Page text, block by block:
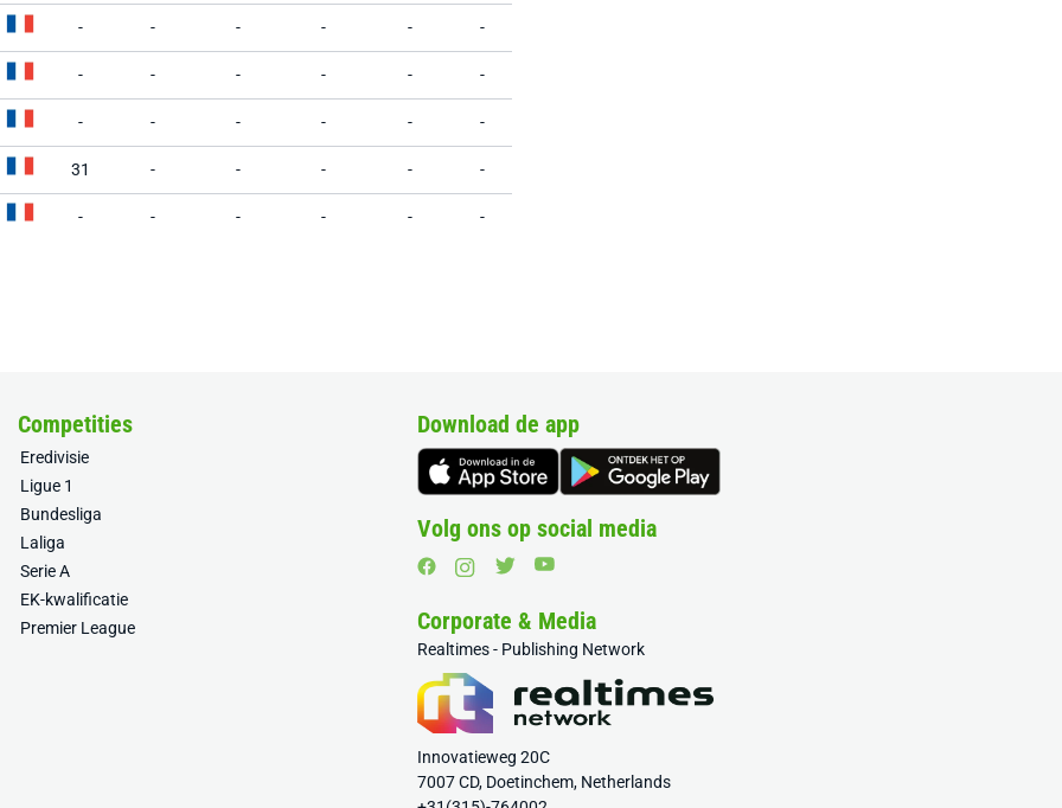
- - - - - -
- - - - - -
- - - - - -
31 - - - - -
- - - - - -
Competities
Eredivisie
Ligue 1
Bundesliga
Laliga
Serie A
EK-kwalificatie
Premier League
Download de app
Volg ons op social media
Corporate & Media
Realtimes - Publishing Network
Innovatieweg 20C
7007 CD, Doetinchem, Netherlands